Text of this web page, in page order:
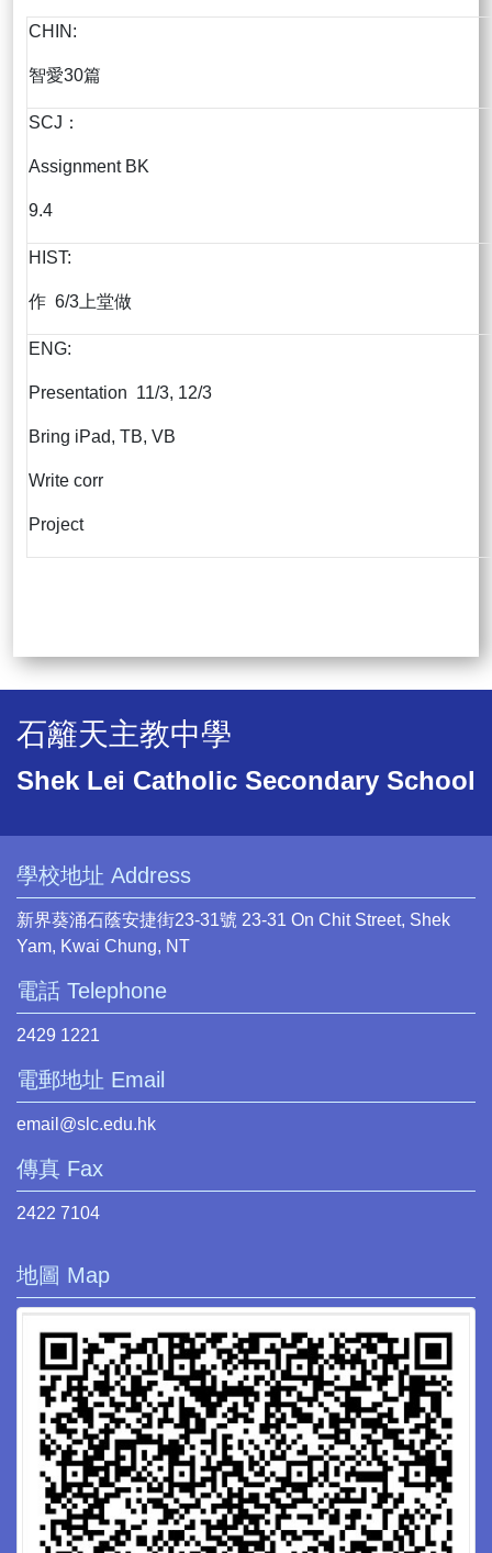
CHIN:
智愛30篇
SCJ：
Assignment BK
9.4
HIST:
作 6/3上堂做
ENG:
Presentation 11/3, 12/3
Bring iPad, TB, VB
Write corr
Project
石籬天主教中學
Shek Lei Catholic Secondary School
學校地址 Address
新界葵涌石蔭安捷街23-31號 23-31 On Chit Street, Shek
Yam, Kwai Chung, NT
電話 Telephone
2429 1221
電郵地址 Email
email@slc.edu.hk
傳真 Fax
2422 7104
地圖 Map